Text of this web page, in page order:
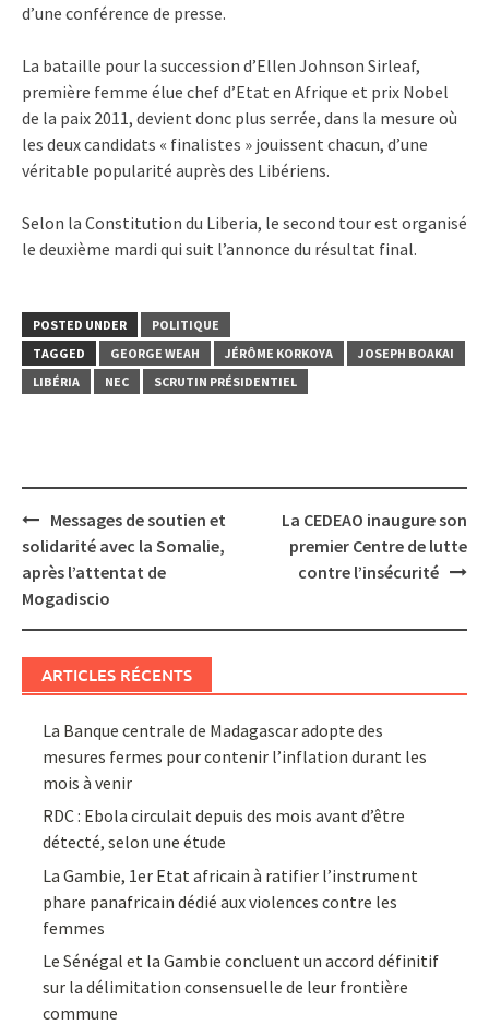
d’une conférence de presse.
La bataille pour la succession d’Ellen Johnson Sirleaf,
première femme élue chef d’Etat en Afrique et prix Nobel
de la paix 2011, devient donc plus serrée, dans la mesure où
les deux candidats « finalistes » jouissent chacun, d’une
véritable popularité auprès des Libériens.
Selon la Constitution du Liberia, le second tour est organisé
le deuxième mardi qui suit l’annonce du résultat final.
POSTED UNDER
POLITIQUE
TAGGED
GEORGE WEAH JÉRÔME KORKOYA
JOSEPH BOAKAI
LIBÉRIA
NEC SCRUTIN PRÉSIDENTIEL
Post
navigation
Messages de soutien et
solidarité avec la Somalie,
après l’attentat de
Mogadiscio
La CEDEAO inaugure son
premier Centre de lutte
contre l’insécurité
ARTICLES RÉCENTS
La Banque centrale de Madagascar adopte des
mesures fermes pour contenir l’inflation durant les
mois à venir
RDC : Ebola circulait depuis des mois avant d’être
détecté, selon une étude
La Gambie, 1er Etat africain à ratifier l’instrument
phare panafricain dédié aux violences contre les
femmes
Le Sénégal et la Gambie concluent un accord définitif
sur la délimitation consensuelle de leur frontière
commune